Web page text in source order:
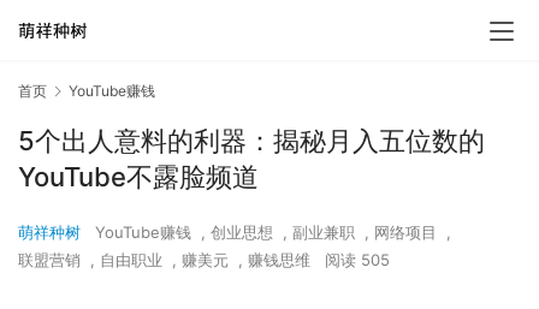
首页 YouTube赚钱
5个出人意料的利器：揭秘月入五位数的
YouTube不露脸频道
萌祥种树 YouTube赚钱 , 创业思想 , 副业兼职 , 网络项目
,
联盟营销
, 自由职业 , 赚美元 , 赚钱思维 阅读 505